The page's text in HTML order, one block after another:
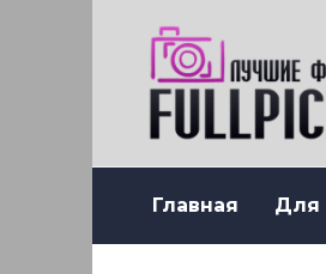
Главная Для